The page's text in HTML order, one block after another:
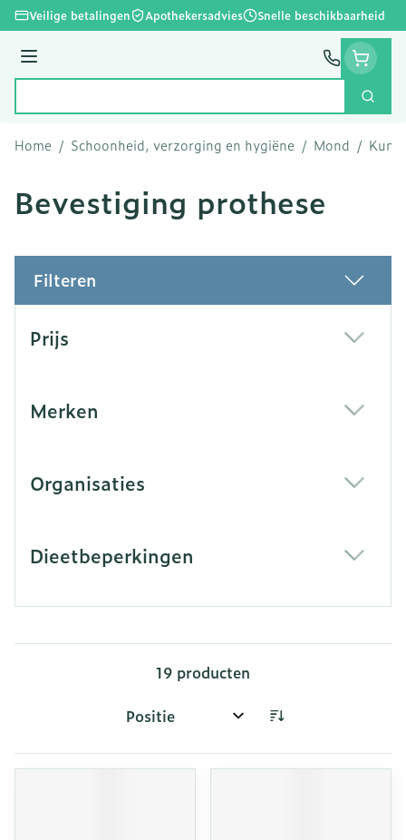
Ga naar de inhoud
Veilige betalingen Apothekersadvies Snelle beschikbaarheid
Menu
Zoek
Home / Schoonheid, verzorging en hygiëne / Mond /
Bevestiging prothese
Filteren
Prijs
Merken
Organisaties
Dieetbeperkingen
19 producten
Sorteer op: